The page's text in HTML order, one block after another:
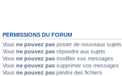
PERMISSIONS DU FORUM
Vous ne pouvez pas poster de nouveaux sujets
Vous ne pouvez pas répondre aux sujets
Vous ne pouvez pas modifier vos messages
Vous ne pouvez pas supprimer vos messages
Vous ne pouvez pas joindre des fichiers